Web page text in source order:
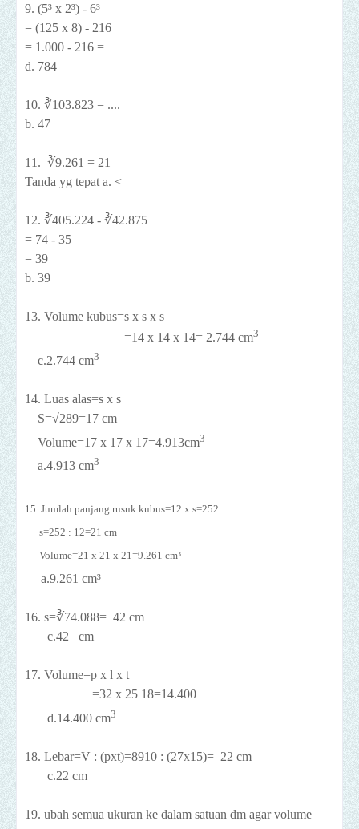
9. (5³ x 2³) - 6³
= (125 x 8) - 216
= 1.000 - 216 =
d. 784
10. ∛103.823 = ....
b. 47
11. ∛9.261 = 21
Tanda yg tepat a. <
12. ∛405.224 - ∛42.875
= 74 - 35
= 39
b. 39
13. Volume kubus=s x s x s
=14 x 14 x 14= 2.744 cm3
c.2.744 cm3
14. Luas alas=s x s
S=√289=17 cm
Volume=17 x 17 x 17=4.913cm3
a.4.913 cm3
15. Jumlah panjang rusuk kubus=12 x s=252
s=252 : 12=21 cm
Volume=21 x 21 x 21=9.261 cm³
a.9.261 cm³
16. s=∛74.088= 42 cm
c.42 cm
17. Volume=p x l x t
=32 x 25 18=14.400
d.14.400 cm3
18. Lebar=V : (pxt)=8910 : (27x15)= 22 cm
c.22 cm
19. ubah semua ukuran ke dalam satuan dm agar volume